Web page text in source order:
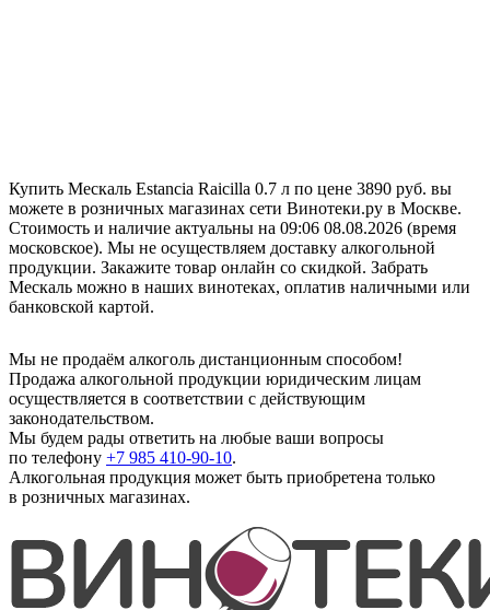
Купить Мескаль Estancia Raicilla 0.7 л по цене 3890 руб. вы
можете в розничных магазинах сети Винотеки.ру в Москве.
Стоимость и наличие актуальны на 09:06 08.08.2026 (время
московское). Мы не осуществляем доставку алкогольной
продукции. Закажите товар онлайн со скидкой. Забрать
Мескаль можно в наших винотеках, оплатив наличными или
банковской картой.
Мы не продаём алкоголь дистанционным способом!
Продажа алкогольной продукции юридическим лицам
осуществляется в соответствии с действующим
законодательством.
Мы будем рады ответить на любые ваши вопросы
по телефону +7 985 410-90-10.
Алкогольная продукция может быть приобретена только
в розничных магазинах.